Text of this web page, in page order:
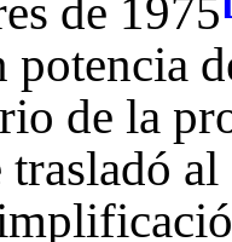
de 1975
potencia
de la
trasladó